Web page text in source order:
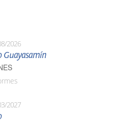
2026
Guayasamín
2027